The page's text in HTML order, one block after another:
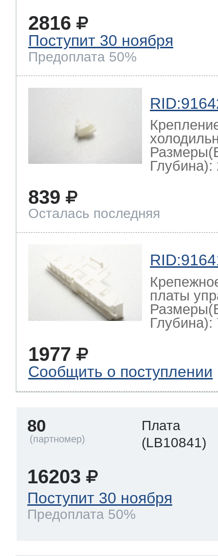
2816
Поступит 30 ноября
Предоплата 50%
Глубина):
839
Осталась последняя
платы
Глубина):
1977
Сообщить о поступлении
80
Плата
(LB10841)
16203
Поступит 30 ноября
Предоплата 50%